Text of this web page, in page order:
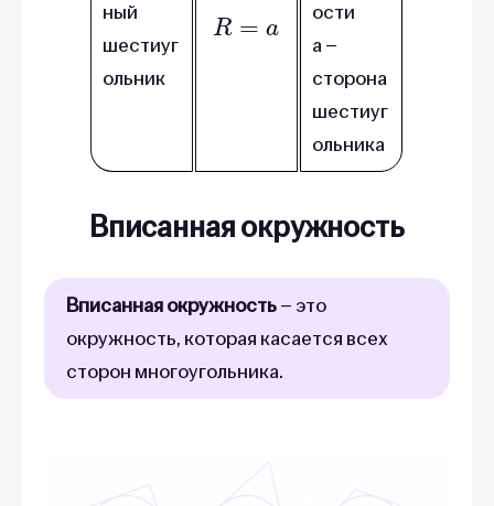
ный
шестиуг
ольник
R=
ости
a –
сторона
шестиуг
ольника
Вписанная окружность
Вписанная окружность– это
окружность, которая касается всех
сторон многоугольника.